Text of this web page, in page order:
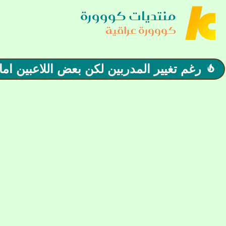
منتديات كووورة
كووورة عراقية
 رغم تغيير المدربين لكن بعض اللاعبين